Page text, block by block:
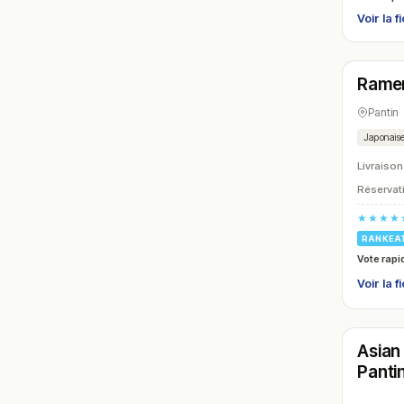
Voir la
N° 24
Fermé
Pantin
Japonaise
Livraison
Vote
Voir la
N° 27
Fermé
Asian